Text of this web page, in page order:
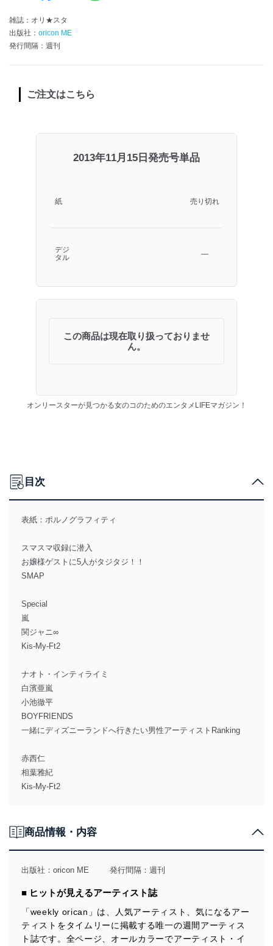
雑誌：オリ★スタ
出版社： oricon ME
発行間隔：週刊
ご注文はこちら
2013年11月15日発売号単品
紙 売り切れ
デジ
タル
―
この商品は現在取り扱っておりませ
ん。
オンリースターが見つかる女のコのためのエンタメLIFEマガジン！
目次
表紙：ポルノグラフィティ
スマスマ収録に潜入
お嬢様ゲストに5人がタジタジ！！
SMAP
Special
嵐
関ジャニ∞
Kis-My-Ft2
ナオト・インティライミ
白濱亜嵐
小池徹平
BOYFRIENDS
一緒にディズニーランドへ行きたい男性アーティストRanking
赤西仁
相葉雅紀
Kis-My-Ft2
商品情報・内容
出版社： oricon ME 発行間隔：週刊
■ ヒットが見えるアーティスト誌
「weekly orican」は、人気アーティスト、気になるアー
ティストをタイムリーに掲載する唯一の週間アーティス
ト誌です。全ページ、オールカラーでアーティスト・イ